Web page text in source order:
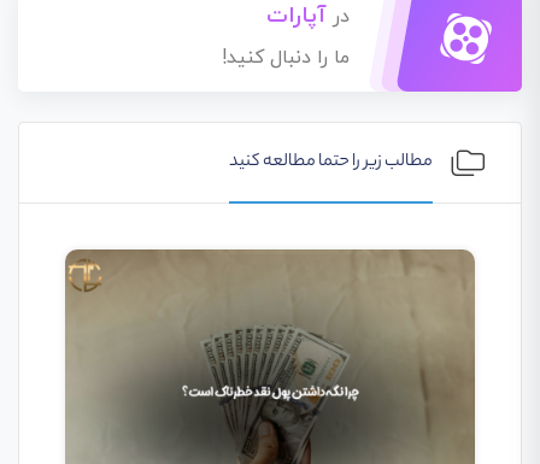
در آپارات
ما را دنبال کنید!
مطالب زیر را حتما مطالعه کنید